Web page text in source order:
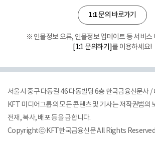
1:1문의 바로가기
※ 인물정보 오류, 인물정보 업데이트 등 서비스
[1:1 문의하기]를 이용하세요!
서울시 중구 다동길 46 다동빌딩 6층 한국금융신문사 /
KFT 미디어그룹의 모든 콘텐츠 및 기사는 저작권법의
전재, 복사, 배포 등을 금합니다.
Copyrightⓒ KFT한국금융신문 All Rights